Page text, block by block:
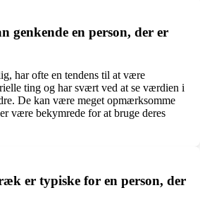
genkende en person, der er
har ofte en tendens til at være
ting og har svært ved at se værdien i
De kan være meget opmærksomme
være bekymrede for at bruge deres
er typiske for en person, der